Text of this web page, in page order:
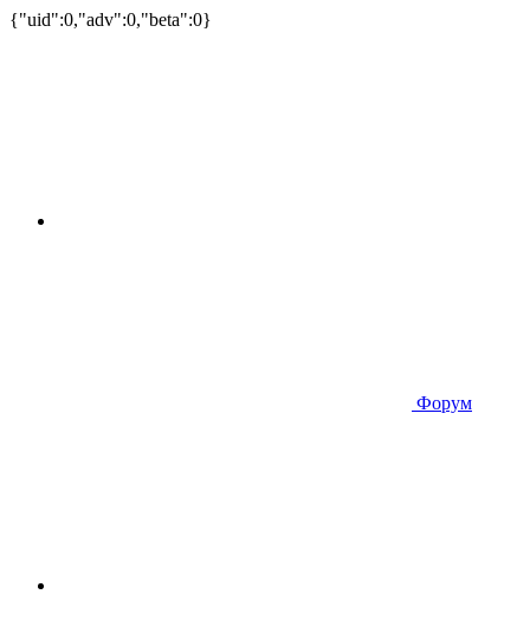
{"uid":0,"adv":0,"beta":0}
Форум